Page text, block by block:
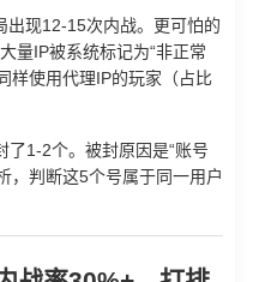
现12-15次内战。更可怕的
量IP被系统标记为“非正常
样使用代理IP的玩家（占比
了1-2个。被封原因是“账号
判断这5个号属于同一用户